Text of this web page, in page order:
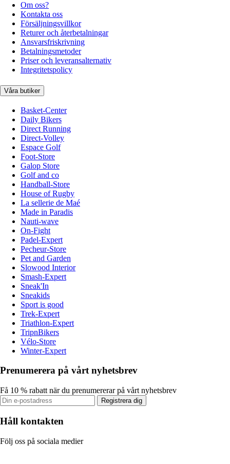
Om oss?
Kontakta oss
Försäljningsvillkor
Returer och återbetalningar
Ansvarsfriskrivning
Betalningsmetoder
Priser och leveransalternativ
Integritetspolicy
Våra butiker
Basket-Center
Daily Bikers
Direct Running
Direct-Volley
Espace Golf
Foot-Store
Galop Store
Golf and co
Handball-Store
House of Rugby
La sellerie de Maé
Made in Paradis
Nauti-wave
On-Fight
Padel-Expert
Pecheur-Store
Pet and Garden
Slowood Interior
Smash-Expert
Sneak'In
Sneakids
Sport is good
Trek-Expert
Triathlon-Expert
TripnBikers
Vélo-Store
Winter-Expert
Prenumerera på vårt nyhetsbrev
Få 10 % rabatt när du prenumererar på vårt nyhetsbrev
Registrera dig
Håll kontakten
Följ oss på sociala medier